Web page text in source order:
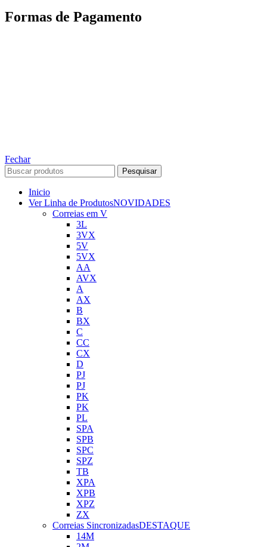
Formas de Pagamento
Fechar
Pesquisar
Inicio
Ver Linha de ProdutosNOVIDADES
Correias em V
3L
3VX
5V
5VX
AA
AVX
A
AX
B
BX
C
CC
CX
D
PJ
PJ
PK
PK
PL
SPA
SPB
SPC
SPZ
TB
XPA
XPB
XPZ
ZX
Correias SincronizadasDESTAQUE
14M